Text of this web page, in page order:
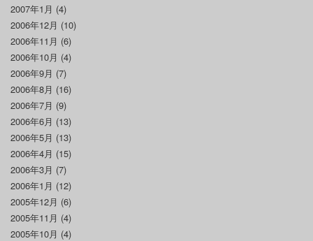
2007年1月 (4)
2006年12月 (10)
2006年11月 (6)
2006年10月 (4)
2006年9月 (7)
2006年8月 (16)
2006年7月 (9)
2006年6月 (13)
2006年5月 (13)
2006年4月 (15)
2006年3月 (7)
2006年1月 (12)
2005年12月 (6)
2005年11月 (4)
2005年10月 (4)